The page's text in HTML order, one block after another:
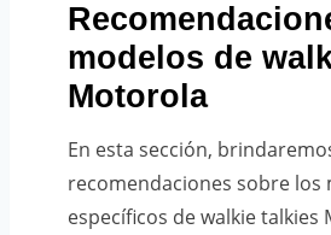
modelos de
Motorola
En esta sección,
recomendaciones sobre los
específicos de walkie talkies